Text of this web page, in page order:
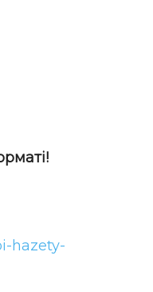
hazety-